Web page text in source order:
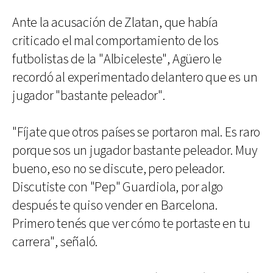
Ante la acusación de Zlatan, que había
criticado el mal comportamiento de los
futbolistas de la "Albiceleste", Agüero le
recordó al experimentado delantero que es un
jugador "bastante peleador".
"Fíjate que otros países se portaron mal. Es raro
porque sos un jugador bastante peleador. Muy
bueno, eso no se discute, pero peleador.
Discutiste con "Pep" Guardiola, por algo
después te quiso vender en Barcelona.
Primero tenés que ver cómo te portaste en tu
carrera", señaló.